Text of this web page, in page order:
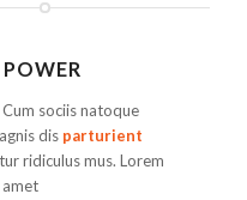
POWER
sociis natoque
dis parturient
ridiculus mus. Lorem